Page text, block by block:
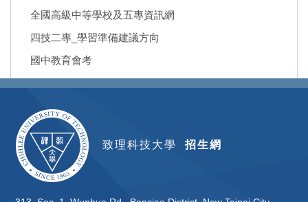
全國高級中等學校及五專資訊網
四技二專_學習準備建議方向
國中教育會考
致理科技大學招生網